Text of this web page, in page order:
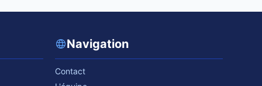
Navigation
Contact